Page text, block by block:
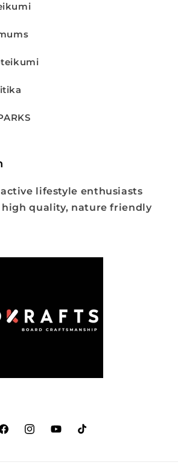
lifestyle enthusiasts
quality, nature friendly
FacebookInstagramYouTubeTikTok